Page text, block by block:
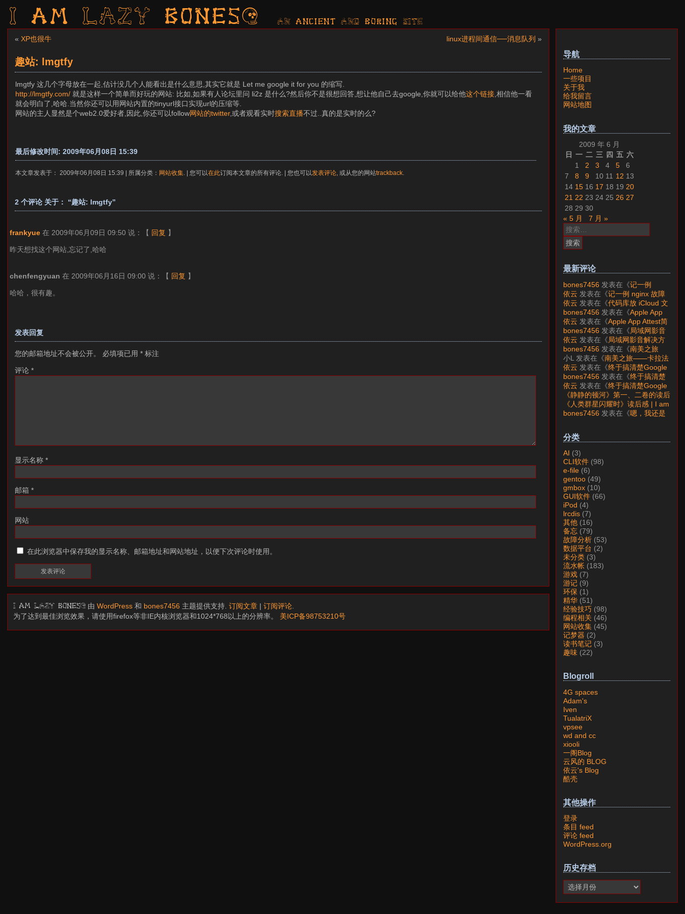
I am LAZY bones? AN ancient AND boring SITE
« XP也很牛 linux进程间通信──消息队列 »
趣站: lmgtfy
lmgtfy 这几个字母放在一起,估计没几个人能看出是什么意思,其实它就是 Let me google it for you 的缩写.
http://lmgtfy.com/ 就是这样一个简单而好玩的网站: 比如,如果有人论坛里问 li2z 是什么?然后你不是很想回答,想让他自己去google,你就可以给他这个链接 ,相信他一看
就会明白了,哈哈.当然你还可以用网站内置的tinyurl接口实现url的压缩等.
网站的主人显然是个web2.0爱好者,因此,你还可以follow网站的twitter,或者观看实时搜索直播不过..真的是实时的么?
最后修改时间: 2009年06月08日 15:39
本文章发表于： 2009年06月08日 15:39 | 所属分类： 网站收集 . | 您可以在此订阅本文章的所有评论. | 您也可以 发表评论 , 或从您的网站trackback
2 个评论 关于： “趣站: lmgtfy”
frankyue 在 2009年06月09日 09:50 说： 【 回复 】
昨天想找这个网站,忘记了,哈哈
chenfengyuan 在 2009年06月16日 09:00 说： 【 回复 】
哈哈，很有趣。
发表回复
您的邮箱地址不会被公开。 必填项已用 * 标注
评论 *
显示名称 *
邮箱 *
网站
在此浏览器中保存我的显示名称、邮箱地址和网站地址，以便下次评论时使用。
I am LAZY bones? 由WordPress 和 bones7456 主题提供支持.订阅文章 |订阅评论
为了达到最佳浏览效果，请使用firefox等非IE内核浏览器和1024*768以上的分辨率。 美ICP备98753210号
导航
Home
一些项目
关于我
给我留言
网站地图
我的文章
2009 年 6 月
日 一 二 三 四 五 六
1
2 3 4 5
6
7
8 9 10 11 12 13
14 15 16 17 18 19 20
21 22 23 24 25 26 27
28 29 30
« 5 月
7 月 »
搜
索：
最新评论
bones7456 发表在《记一例
nginx 故障分析》
依云 发表在《记一例 nginx 故障
分析 》
依云 发表在《代码库放 iCloud 文
件夹会怎样？》
bones7456 发表在《Apple App
Attest简介》
依云 发表在《Apple App Attest简
介》
bones7456 发表在《局域网影音
解决方案——Jellyfin》
依云 发表在《局域网影音解决方
案——Jellyfin》
bones7456 发表在《南美之旅
——卡拉法特看莫雷诺大冰川》
小L 发表在《南美之旅——卡拉法
特看莫雷诺大冰川》
依云 发表在《终于搞清楚Google
账号的所属国家的逻辑了》
bones7456 发表在《终于搞清楚
Google账号的所属国家的逻辑
了》
依云 发表在《终于搞清楚Google
账号的所属国家的逻辑了》
《静静的顿河》第一、二卷的读后
感 | I am LAZY bones?发表在
《《人类群星闪耀时》读后感》
《人类群星闪耀时》读后感 | I am
LAZY bones?发表在《
《显微镜
bones7456 发表在《嗯，我还是
分类
AI (3)
CLI软件 (98)
e-file (6)
gentoo (49)
gmbox (10)
GUI软件 (66)
iPod (4)
lrcdis (7)
其他 (16)
备忘 (79)
故障分析 (53)
数据平台 (2)
未分类 (3)
流水帐 (183)
游戏 (7)
游记 (9)
环保 (1)
精华 (51)
经验技巧 (98)
编程相关 (46)
网站收集 (45)
记梦器 (2)
读书笔记 (3)
趣味 (22)
Blogroll
4G spaces
Adam's
Iven
TualatriX
vpsee
wd and cc
xiooli
一阁Blog
云风的 BLOG
依云's Blog
酷壳
其他操作
登录
条目 feed
评论 feed
WordPress.org
历史存档